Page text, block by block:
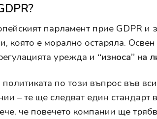
парламент прие GDPR и
която е морално остаряла.
урежда и “износа” на
по този въпрос във
– те ще следват един стандарт
че повечето компании ще